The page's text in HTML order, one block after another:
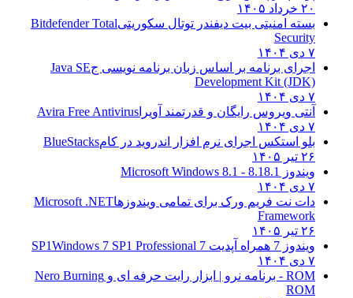
۲۰ خرداد ۱۴۰۵
بسته امنیتی بیت دیفندر توتال سکوریتیBitdefender Total
Security
۷ دی ۱۴۰۴
اجرای برنامه بر اساس زبان برنامه نویسی جJava SE
Development Kit (JDK)
۷ دی ۱۴۰۴
آنتی ویروس رایگان و قدرتمند آویرا Avira Free Antivirus
۷ دی ۱۴۰۴
بلو استکس اجرای نرم افزار اندروید در کامBlueStacks
۲۶ تیر ۱۴۰۵
ویندوز 8.1
8.1 - Microsoft Windows 8.1
۷ دی ۱۴۰۴
دات نت فریم ورک برای تمامی ویندوزهاMicrosoft .NET
Framework
۲۶ تیر ۱۴۰۵
ویندوز 7 همراه آپدیت 7 SP1
Windows 7 SP1 Professional
۷ دی ۱۴۰۴
ROM - برنامه نرو | ابزار رایت حرفه ای و
Nero Burning
ROM